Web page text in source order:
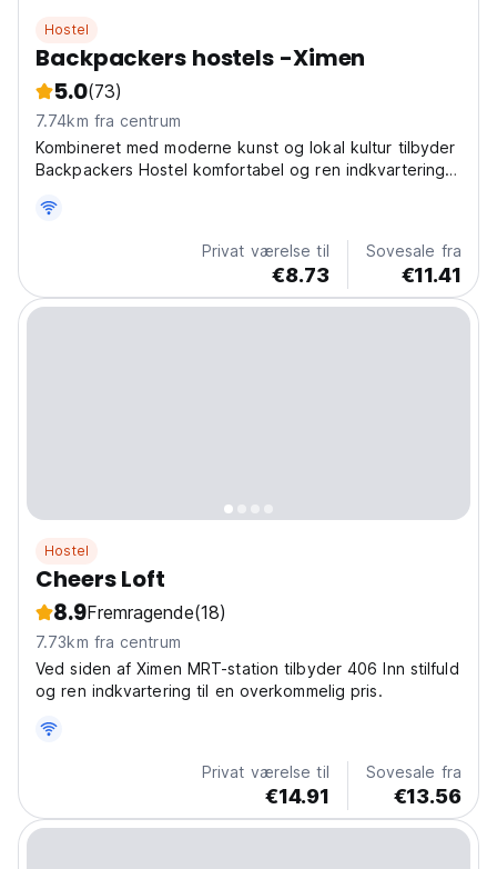
Hostel
Backpackers hostels -Ximen
5.0(73)
7.74km fra centrum
Kombineret med moderne kunst og lokal kultur tilbyder
Backpackers Hostel komfortabel og ren indkvartering
Privat værelse til
€8.73
Sovesale fra
€11.41
Hostel
Cheers Loft
8.9Fremragende(18)
7.73km fra centrum
Ved siden af ​​Ximen MRT-station tilbyder 406 Inn stilfuld
og ren indkvartering til en overkommelig pris.
Privat værelse til
€14.91
Sovesale fra
€13.56